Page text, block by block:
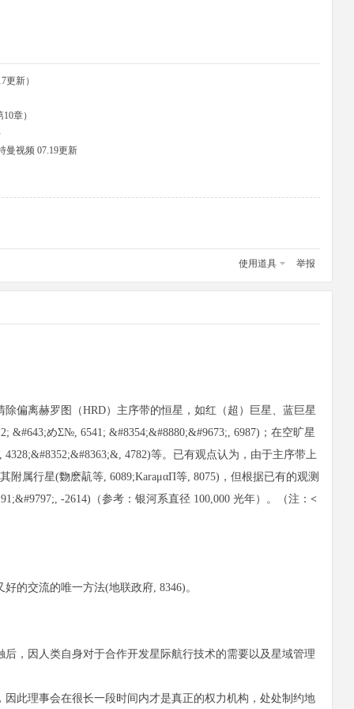
更新）
章）
曼视频 07.19更新
使用道具 举报
偏离赫罗图（HRD）主序带的恒星，如红（超）巨星、蓝巨星
めΣ№, 6541; &#8354;&#8880;&#9673;, 6987)；在空旷星
4782)等。已有观点认为，由于主序带上
属行星(覅麽髚等, 6089;KaraμαΠ等, 8075)，但根据已有的观测
-2614)（参考：银河系直径 100,000 光年）。（注： <
的交流的唯一方法(地联政府, 8346)。
，因人类自身对于合作开发星际航行技术的需要以及星域管理
此理事会在很长一段时间内才是真正的权力机构，处处制约地